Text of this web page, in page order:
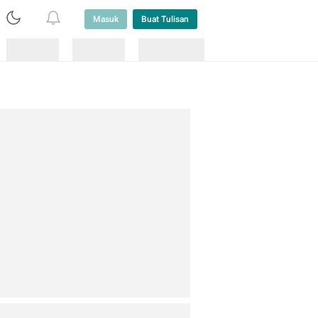
Masuk Buat Tulisan